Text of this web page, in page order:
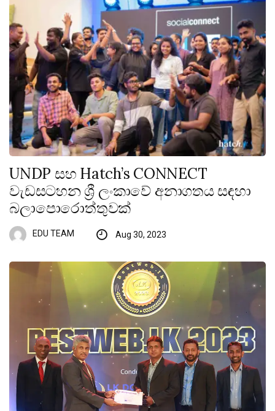
UNDP සහ Hatch’s CONNECT
වැඩසටහන ශ්‍රී ලංකාවේ අනාගතය සඳහා
බලාපොරොත්තුවක්
EDU TEAM Aug 30, 2023